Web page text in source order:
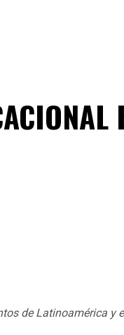
de Latinoamérica y